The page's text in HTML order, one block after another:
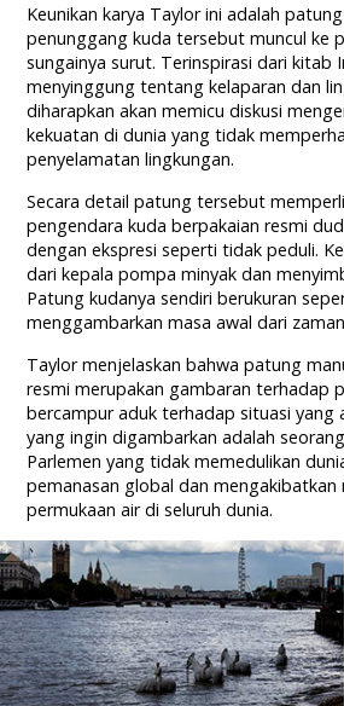
Keunikan karya Taylor ini adalah
penunggang kuda tersebut muncul ke
sungainya surut. Terinspirasi dari kitab
menyinggung tentang kelaparan dan
diharapkan akan memicu diskusi
kekuatan di dunia yang tidak
penyelamatan lingkungan.
Secara detail patung tersebut
pengendara kuda berpakaian resmi
dengan ekspresi seperti tidak peduli.
dari kepala pompa minyak dan
Patung kudanya sendiri berukuran
menggambarkan masa awal dari
Taylor menjelaskan bahwa patung
resmi merupakan gambaran terhadap
bercampur aduk terhadap situasi yang
yang ingin digambarkan adalah
Parlemen yang tidak memedulikan
pemanasan global dan mengakibatkan
permukaan air di seluruh dunia.